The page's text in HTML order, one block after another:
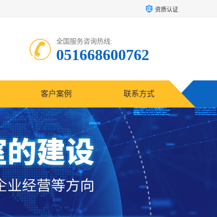
资质认证
全国服务咨询热线:
051668600762
客户案例 联系方式